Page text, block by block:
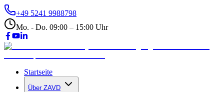
+49 5241 9988798
Mo. - Do. 09:00 – 15:00 Uhr
Startseite
Über ZAVD